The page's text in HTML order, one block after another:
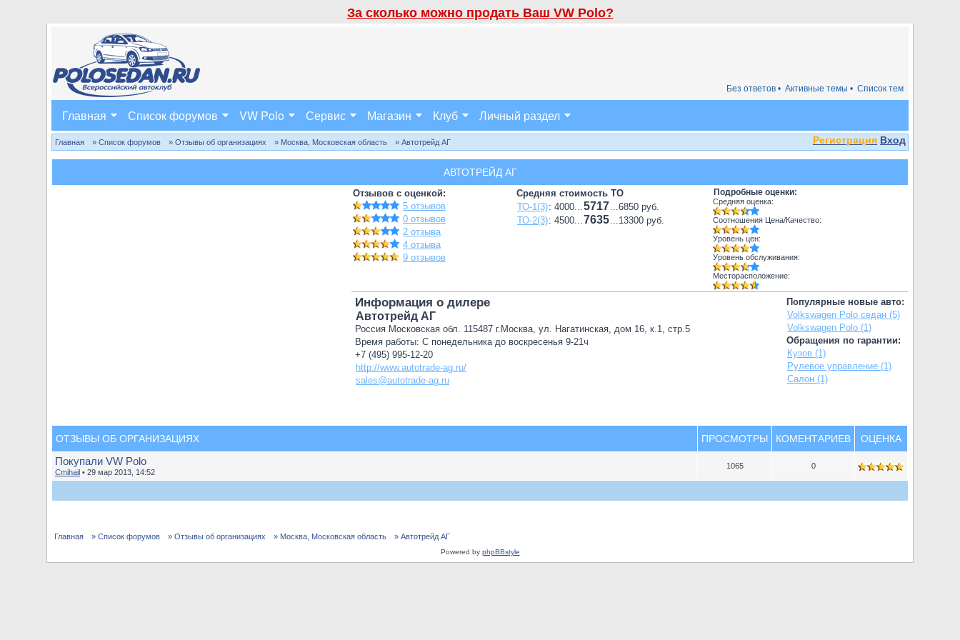
За сколько можно продать Ваш VW Polo?
Список тем
Активные темы •
Без ответов •
Главная Список форумов VW Polo Сервис Магазин Клуб Личный раздел
Регистрация Вход
Главная » Список форумов » Отзывы об организациях » Москва, Московская область » Автотрейд АГ
АВТОТРЕЙД АГ
Отзывов с оценкой:
5 отзывов
0 отзывов
2 отзыва
4 отзыва
9 отзывов
Средняя стоимость ТО
ТО-1(3): 4000...5717...6850 руб.
ТО-2(3): 4500...7635...13300 руб.
Подробные оценки:
Средняя оценка:
Соотношения Цена/Качество:
Уровень цен:
Уровень обслуживания:
Месторасположение:
Популярные новые авто:
Volkswagen Polo седан (5)
Volkswagen Polo (1)
Обращения по гарантии:
Кузов (1)
Рулевое управление (1)
Салон (1)
Информация о дилере
Автотрейд АГ
Россия Московская обл. 115487 г.Москва, ул. Нагатинская, дом 16, к.1, стр.5
Время работы: С понедельника до воскресенья 9-21ч
+7 (495) 995-12-20
http://www.autotrade-ag.ru/
sales@autotrade-ag.ru
ОТЗЫВЫ ОБ ОРГАНИЗАЦИЯХ ПРОСМОТРЫ КОМЕНТАРИЕВ ОЦЕНКА
Покупали VW Polo
Cmihail • 29 мар 2013, 14:52
1065 0
Главная » Список форумов » Отзывы об организациях » Москва, Московская область » Автотрейд АГ
Powered by phpBBstyle